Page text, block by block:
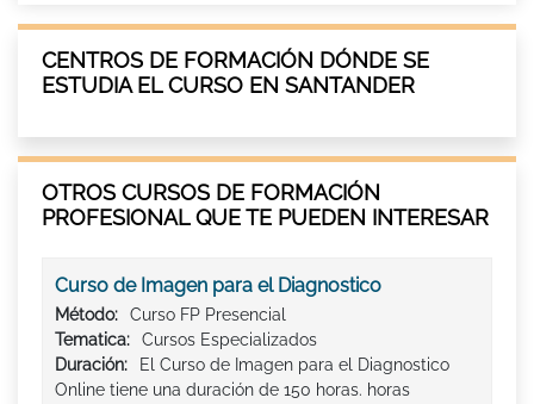
CENTROS DE FORMACIÓN DÓNDE SE
ESTUDIA EL CURSO EN SANTANDER
OTROS CURSOS DE FORMACIÓN
PROFESIONAL QUE TE PUEDEN INTERESAR
Curso de Imagen para el Diagnostico
Método:
Curso FP Presencial
Tematica:
Cursos Especializados
Duración:
El Curso de Imagen para el Diagnostico
Online tiene una duración de 150 horas. horas